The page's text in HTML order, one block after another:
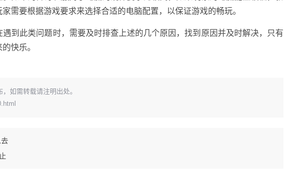
需要根据游戏要求来选择合适的电脑配置，以保证游戏的畅玩。
到此类问题时，需要及时排查上述的几个原因，找到原因并及时解决，只有
快乐。
如需转载请注明出处。